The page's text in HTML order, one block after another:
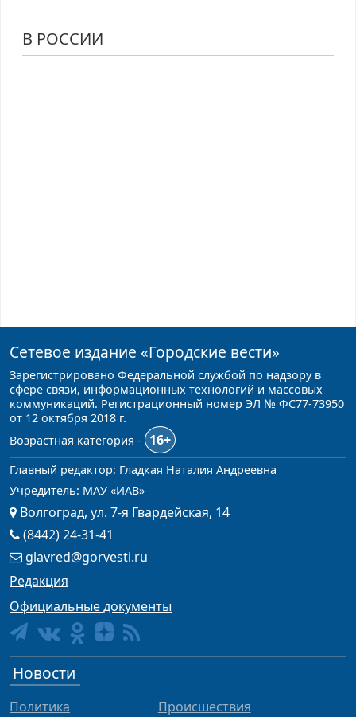
В РОССИИ
Сетевое издание «Городские вести»
Зарегистрировано Федеральной службой по надзору в
сфере связи, информационных технологий и массовых
коммуникаций. Регистрационный номер ЭЛ № ФС77-73950
от 12 октября 2018 г.
Возрастная категория -
16+
Главный редактор: Гладкая Наталия Андреевна
Учредитель: МАУ «ИАВ»
Волгоград, ул. 7-я Гвардейская, 14
(8442) 24-31-41
glavred@gorvesti.ru
Редакция
Официальные документы
Новости
Политика
Происшествия